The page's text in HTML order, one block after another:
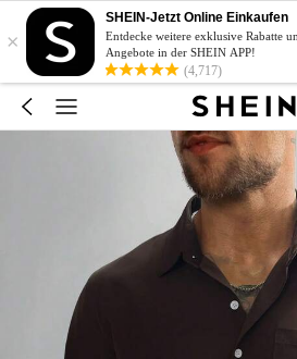
×
SHEIN-Jetzt Online Einkaufen
Entdecke weitere exklusive Rabatte
Angebote in der SHEIN APP!
(4,717)